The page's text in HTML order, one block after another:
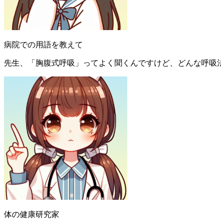
病院での用語を教えて
先生、「胸腹式呼吸」ってよく聞くんですけど、どんな呼吸
体の健康研究家